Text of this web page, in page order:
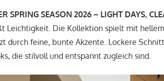
SPRING SEASON 2026 – LIGHT DAYS,
Leichtigkeit. Die Kollektion spielt mit
durch feine, bunte Akzente. Lockere
die stilvoll und entspannt zugleich sind.